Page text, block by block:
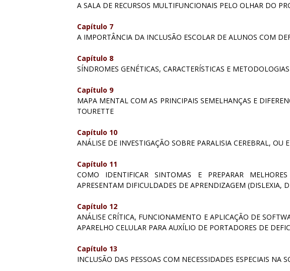
A SALA DE RECURSOS MULTIFUNCIONAIS PELO OLHAR DO
Capítulo 7
A IMPORTÂNCIA DA INCLUSÃO ESCOLAR DE ALUNOS COM
Capítulo 8
SÍNDROMES GENÉTICAS, CARACTERÍSTICAS E
Capítulo 9
MAPA MENTAL COM AS PRINCIPAIS SEMELHANÇAS E
TOURETTE
Capítulo 10
ANÁLISE DE INVESTIGAÇÃO SOBRE PARALISIA CEREBRAL, OU
Capítulo 11
COMO IDENTIFICAR SINTOMAS E PREPARAR
APRESENTAM DIFICULDADES DE APRENDIZAGEM (DISLEXIA,
Capítulo 12
ANÁLISE CRÍTICA, FUNCIONAMENTO E APLICAÇÃO DE
APARELHO CELULAR PARA AUXÍLIO DE PORTADORES DE
Capítulo 13
INCLUSÃO DAS PESSOAS COM NECESSIDADES ESPECIAIS NA